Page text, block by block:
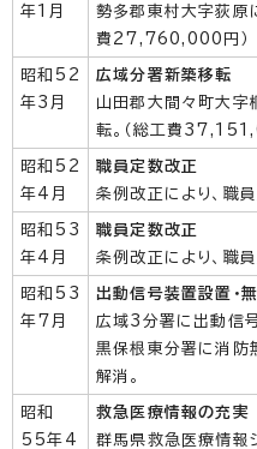
年1月
勢多郡東村大字荻原
費27,760,000円）
昭和52
年3月
広域分署新築移転
山田郡大間々町大字
転。（総工費
昭和52
年4月
職員定数改正
条例改正により、職
昭和53
年4月
職員定数改正
条例改正により、職
昭和53
年7月
出動信号装置設置・
広域3分署に出動信
黒保根東分署に消防
解消。
昭和
55年4
救急医療情報の充実
群馬県救急医療情報